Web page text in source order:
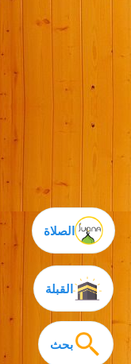
بحث
الصلاة
القبلة